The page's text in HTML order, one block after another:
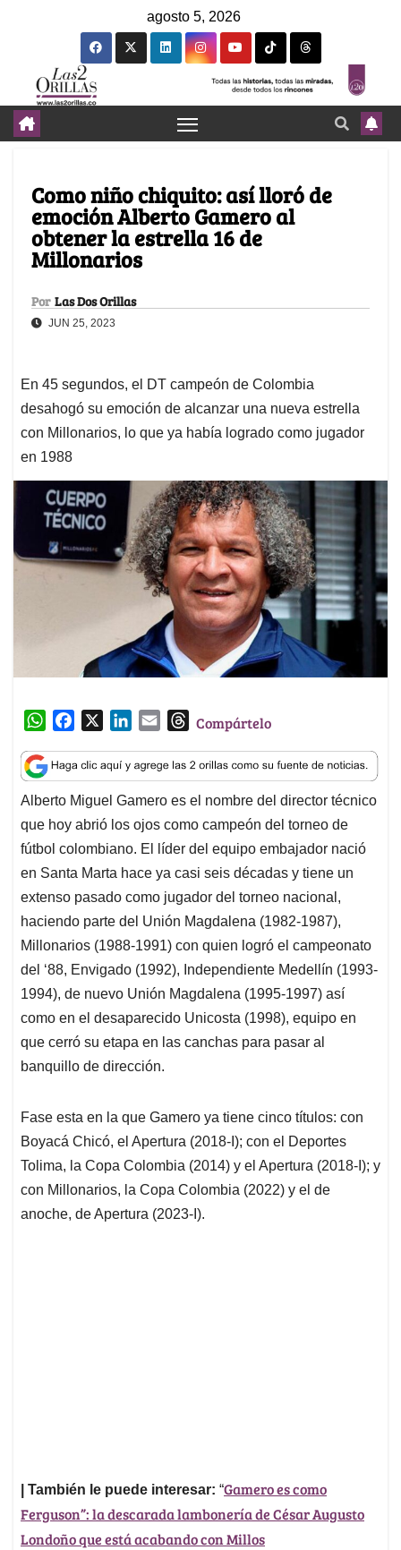
agosto 5, 2026
Como niño chiquito: así lloró de
emoción Alberto Gamero al
obtener la estrella 16 de
Millonarios
Por Las Dos Orillas
JUN 25, 2023
En 45 segundos, el DT campeón de Colombia
desahogó su emoción de alcanzar una nueva estrella
con Millonarios, lo que ya había logrado como jugador
en 1988
W
a
t
s
A
p
p
c
e
b
o
o
k
n
k
e
d
I
n
a
i
l
T
r
e
a
d
s
Compártelo
Alberto Miguel Gamero es el nombre del director técnico
que hoy abrió los ojos como campeón del torneo de
fútbol colombiano. El líder del equipo embajador nació
en Santa Marta hace ya casi seis décadas y tiene un
extenso pasado como jugador del torneo nacional,
haciendo parte del Unión Magdalena (1982-1987),
Millonarios (1988-1991) con quien logró el campeonato
del ‘88, Envigado (1992), Independiente Medellín (1993-
1994), de nuevo Unión Magdalena (1995-1997) así
como en el desaparecido Unicosta (1998), equipo en
que cerró su etapa en las canchas para pasar al
banquillo de dirección.
Fase esta en la que Gamero ya tiene cinco títulos: con
Boyacá Chicó, el Apertura (2018-I); con el Deportes
Tolima, la Copa Colombia (2014) y el Apertura (2018-I); y
con Millonarios, la Copa Colombia (2022) y el de
anoche, de Apertura (2023-I).
| También le puede interesar: “Gamero es como
Ferguson”: la descarada lambonería de César Augusto
Londoño que está acabando con Millos